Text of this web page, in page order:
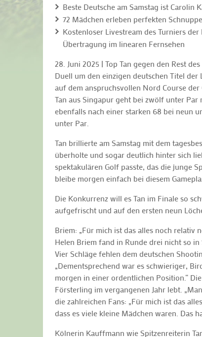
Beste Deutsche am Samstag ist Carolin
72 Mädchen erleben perfekten
Kostenloser Livestream des Turniers
Übertragung im linearen Fernsehen
28. Juni 2025 | Top Tan gegen den Rest
Duell um den einzigen deutschen Titel
auf dem anspruchsvollen Nord Course
Tan aus Singapur geht bei zwölf unter
ebenfalls nach einer starken 68 bei neun
unter Par.
Tan brillierte am Samstag mit dem
überholte und sogar deutlich hinter sich
spektakulären Golf passte, das die junge
bleibe morgen einfach bei diesem
Die Konkurrenz will es Tan im Finale so
aufgefrischt und auf den ersten neun
Briem: „Für mich ist das alles noch relativ
Helen Briem fand in Runde drei nicht so
Vier Schläge fehlen dem deutschen
„Dementsprechend war es schwieriger,
morgen in einer ordentlichen Position.“
Försterling im vergangenen Jahr lebt.
die zahlreichen Fans: „Für mich ist das
dass es viele kleine Mädchen waren. Das
Kölnerin Kauffmann wie Spitzenreiterin